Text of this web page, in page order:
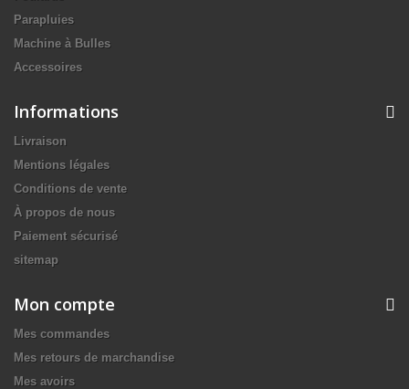
Parapluies
Machine à Bulles
Accessoires
Informations
Livraison
Mentions légales
Conditions de vente
À propos de nous
Paiement sécurisé
sitemap
Mon compte
Mes commandes
Mes retours de marchandise
Mes avoirs